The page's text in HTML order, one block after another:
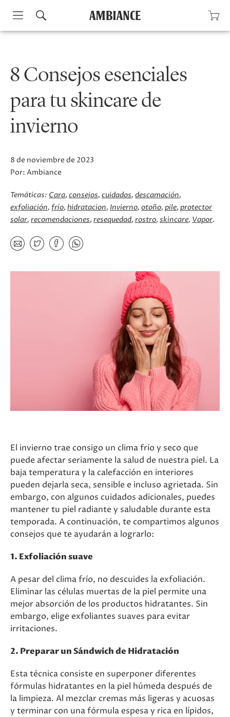
Skip
8 Consejos esenciales
para tu skincare de
invierno
8 de noviembre de 2023
Por: Ambiance
Temáticas: Cara consejos cuidados descamación
exfoliación frío hidratacion Invierno otoño pile protector
solar recomendaciones resequedad rostro skincare Vapor
El invierno trae consigo un clima frío y seco que
puede afectar seriamente la salud de nuestra piel. La
baja temperatura y la calefacción en interiores
pueden dejarla seca, sensible e incluso agrietada. Sin
embargo, con algunos cuidados adicionales, puedes
mantener tu piel radiante y saludable durante esta
temporada. A continuación, te compartimos algunos
consejos que te ayudarán a lograrlo:
1. Exfoliación suave
A pesar del clima frío, no descuides la exfoliación.
Eliminar las células muertas de la piel permite una
mejor absorción de los productos hidratantes. Sin
embargo, elige exfoliantes suaves para evitar
irritaciones.
2. Preparar un Sándwich de Hidratación
Esta técnica consiste en superponer diferentes
fórmulas hidratantes en la piel húmeda después de
la limpieza. Al mezclar cremas más ligeras y acuosas
y terminar con una fórmula espesa y rica en lípidos,